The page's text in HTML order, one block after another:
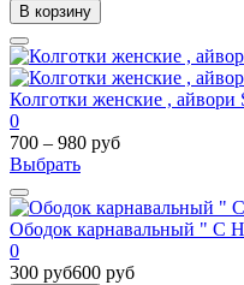
В корзину
Колготки женские ,
0
700 – 980 руб
Выбрать
Ободок карнавальный " С
0
300 руб600 руб